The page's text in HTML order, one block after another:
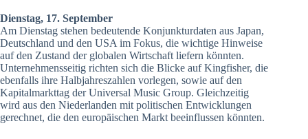
Dienstag, 17. September
Am Dienstag stehen bedeutende Konjunkturdaten aus Japan,
Deutschland und den USA im Fokus, die wichtige Hinweise
auf den Zustand der globalen Wirtschaft liefern könnten.
Unternehmensseitig richten sich die Blicke auf Kingfisher, die
ebenfalls ihre Halbjahreszahlen vorlegen, sowie auf den
Kapitalmarkttag der Universal Music Group. Gleichzeitig
wird aus den Niederlanden mit politischen Entwicklungen
gerechnet, die den europäischen Markt beeinflussen könnten.